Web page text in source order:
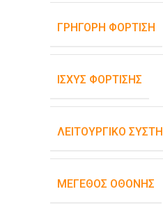
ΓΡΉΓΟΡΗ ΦΌΡΤΙΣΗ
ΙΣΧΎΣ ΦΌΡΤΙΣΗΣ
ΛΕΙΤΟΥΡΓΙΚΌ
ΜΈΓΕΘΟΣ ΟΘΌΝΗΣ